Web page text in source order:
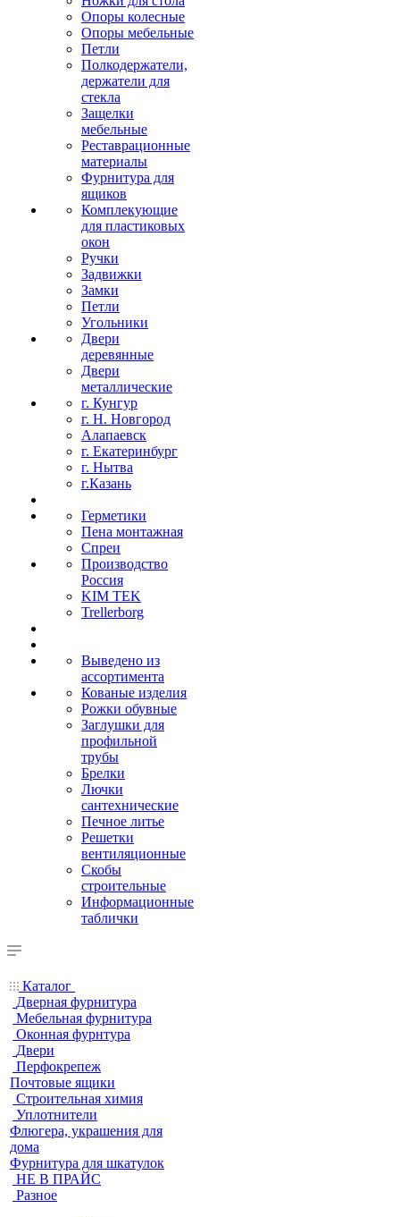
Опоры колесные
Опоры мебельные
Петли
Полкодержатели,
держатели для
стекла
Защелки
мебельные
Реставрационные
материалы
Фурнитура для
ящиков
Комплекующие
для пластиковых
окон
Ручки
Задвижки
Замки
Петли
Угольники
Двери
деревянные
Двери
металлические
г. Кунгур
г. Н. Новгород
Алапаевск
г. Екатеринбург
г. Нытва
г.Казань
Герметики
Пена монтажная
Спреи
Производство
Россия
KIM TEK
Trellerborg
Выведено из
ассортимента
Кованые изделия
Рожки обувные
Заглушки для
профильной
трубы
Брелки
Лючки
сантехнические
Печное литье
Решетки
вентиляционные
Скобы
строительные
Информационные
таблички
Каталог
Дверная фурнитура
Мебельная фурнитура
Оконная фурнтура
Двери
Перфокрепеж
Почтовые ящики
Строительная химия
Уплотнители
Флюгера, украшения для
дома
Фурнитура для шкатулок
НЕ В ПРАЙС
Разное